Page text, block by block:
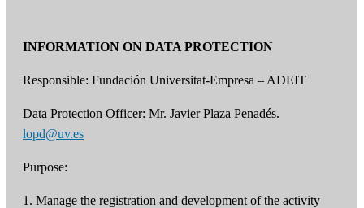
INFORMATION ON DATA PROTECTION
Responsible: Fundación Universitat-Empresa – ADEIT
Data Protection Officer: Mr. Javier Plaza Penadés.
lopd@uv.es
Purpose:
1. Manage the registration and development of the activity